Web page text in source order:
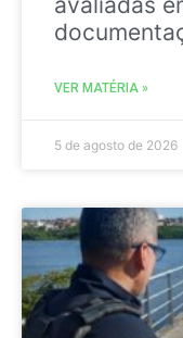
VER MATÉRIA »
5 de agosto de 2026